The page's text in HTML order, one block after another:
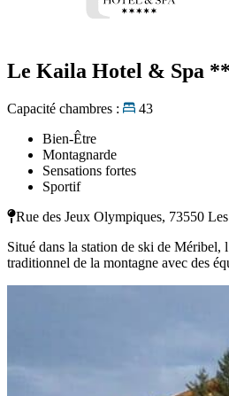
Le Kaila Hotel & Spa
Capacité chambres :
43
Bien-Être
Montagnarde
Sensations fortes
Sportif
Rue des Jeux Olympiques, 73550
Situé dans la station de ski de
traditionnel de la montagne avec des